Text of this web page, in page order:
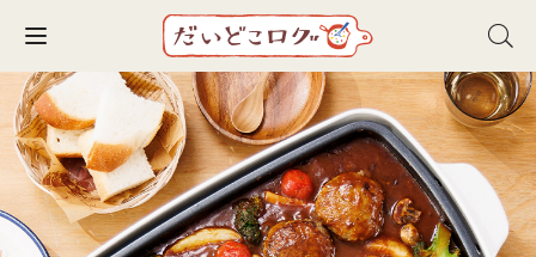
Toggle navigation